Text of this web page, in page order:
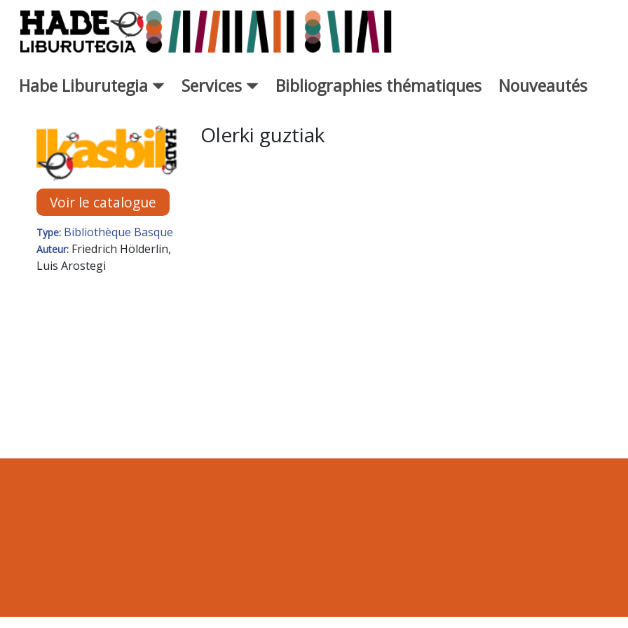
Saut au contenu principal
Habe Liburutegia Services Bibliographies thématiques Nouveautés
Fiche de Nouveaux Livres - Liburutegia
Voir le catalogue
Type: Bibliothèque Basque
Auteur: Friedrich Hölderlin,
Luis Arostegi
Olerki guztiak